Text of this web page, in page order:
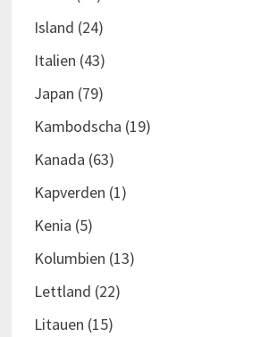
Island (24)
Italien (43)
Japan (79)
Kambodscha (19)
Kanada (63)
Kapverden (1)
Kenia (5)
Kolumbien (13)
Lettland (22)
Litauen (15)